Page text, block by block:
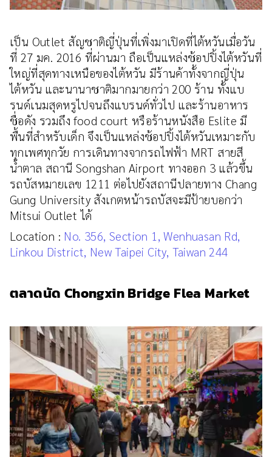
เป็น Outlet สัญชาติญี่ปุ่นที่เพิ่งมาเปิดที่ไต้หวันเมื่อวัน
ที่ 27 มค. 2016 ที่ผ่านมา ถือเป็นแหล่งช้อปปิ้งไต้หวันที่
ใหญ่ที่สุดทางเหนือของไต้หวัน มีร้านค้าทั้งจากญี่ปุ่น
ไต้หวัน และนานาชาติมากมายกว่า 200 ร้าน ทั้งแบ
รนด์เนมสุดหรูไปจนถึงแบรนด์ทั่วไป และร้านอาหาร
ชื่อดัง รวมถึง food court หรือร้านหนังสือ Eslite มี
พื้นที่สำหรับเด็ก จึงเป็นแหล่งช้อปปิ้งไต้หวันเหมาะกับ
ทุกเพศทุกวัย การเดินทางจากรถไฟฟ้า MRT สายสี
น้ำตาล สถานี Songshan Airport ทางออก 3 แล้วขึ้น
รถบัสหมายเลข 1211 ต่อไปยังสถานีปลายทาง Chang
Gung University สังเกตหน้ารถบัสจะมีป้ายบอกว่า
Mitsui Outlet ได้
Location : No. 356, Section 1, Wenhuasan Rd,
Linkou District, New Taipei City, Taiwan 244
ตลาดนัด Chongxin Bridge Flea Market